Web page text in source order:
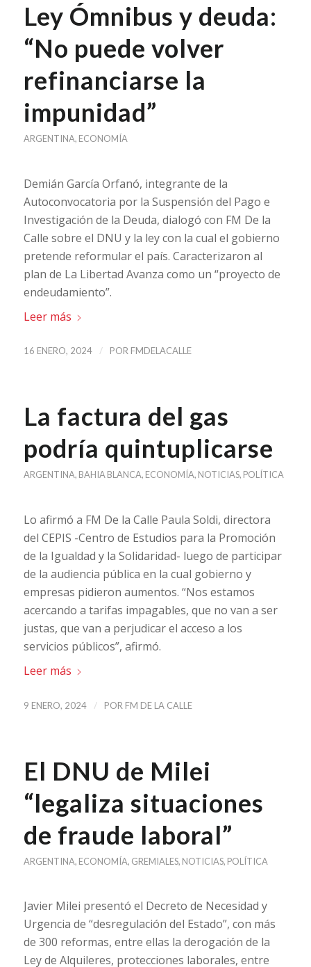
Ley Ómnibus y deuda:
“No puede volver
refinanciarse la
impunidad”
ARGENTINA, ECONOMÍA
Demián García Orfanó, integrante de la
Autoconvocatoria por la Suspensión del Pago e
Investigación de la Deuda, dialogó con FM De la
Calle sobre el DNU y la ley con la cual el gobierno
pretende reformular el país. Caracterizaron al
plan de La Libertad Avanza como un “proyecto de
endeudamiento”.
Leer más
16 ENERO, 2024 / POR FMDELACALLE
La factura del gas
podría quintuplicarse
ARGENTINA, BAHIA BLANCA, ECONOMÍA, NOTICIAS, POLÍTICA
Lo afirmó a FM De la Calle Paula Soldi, directora
del CEPIS -Centro de Estudios para la Promoción
de la Igualdad y la Solidaridad- luego de participar
de la audiencia pública en la cual gobierno y
empresas pidieron aumentos. “Nos estamos
acercando a tarifas impagables, que no van a ser
justas, que van a perjudicar el acceso a los
servicios públicos”, afirmó.
Leer más
9 ENERO, 2024 / POR FM DE LA CALLE
El DNU de Milei
“legaliza situaciones
de fraude laboral”
ARGENTINA, ECONOMÍA, GREMIALES, NOTICIAS, POLÍTICA
Javier Milei presentó el Decreto de Necesidad y
Urgencia de “desregulación del Estado”, con más
de 300 reformas, entre ellas la derogación de la
Ley de Alquileres, protecciones laborales, entre